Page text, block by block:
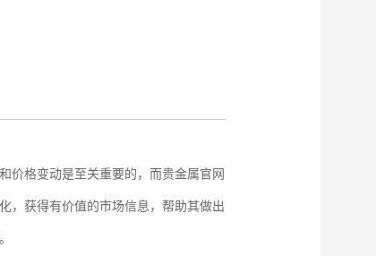
价格变动是至关重要的，而贵金属官网
，获得有价值的市场信息，帮助其做出